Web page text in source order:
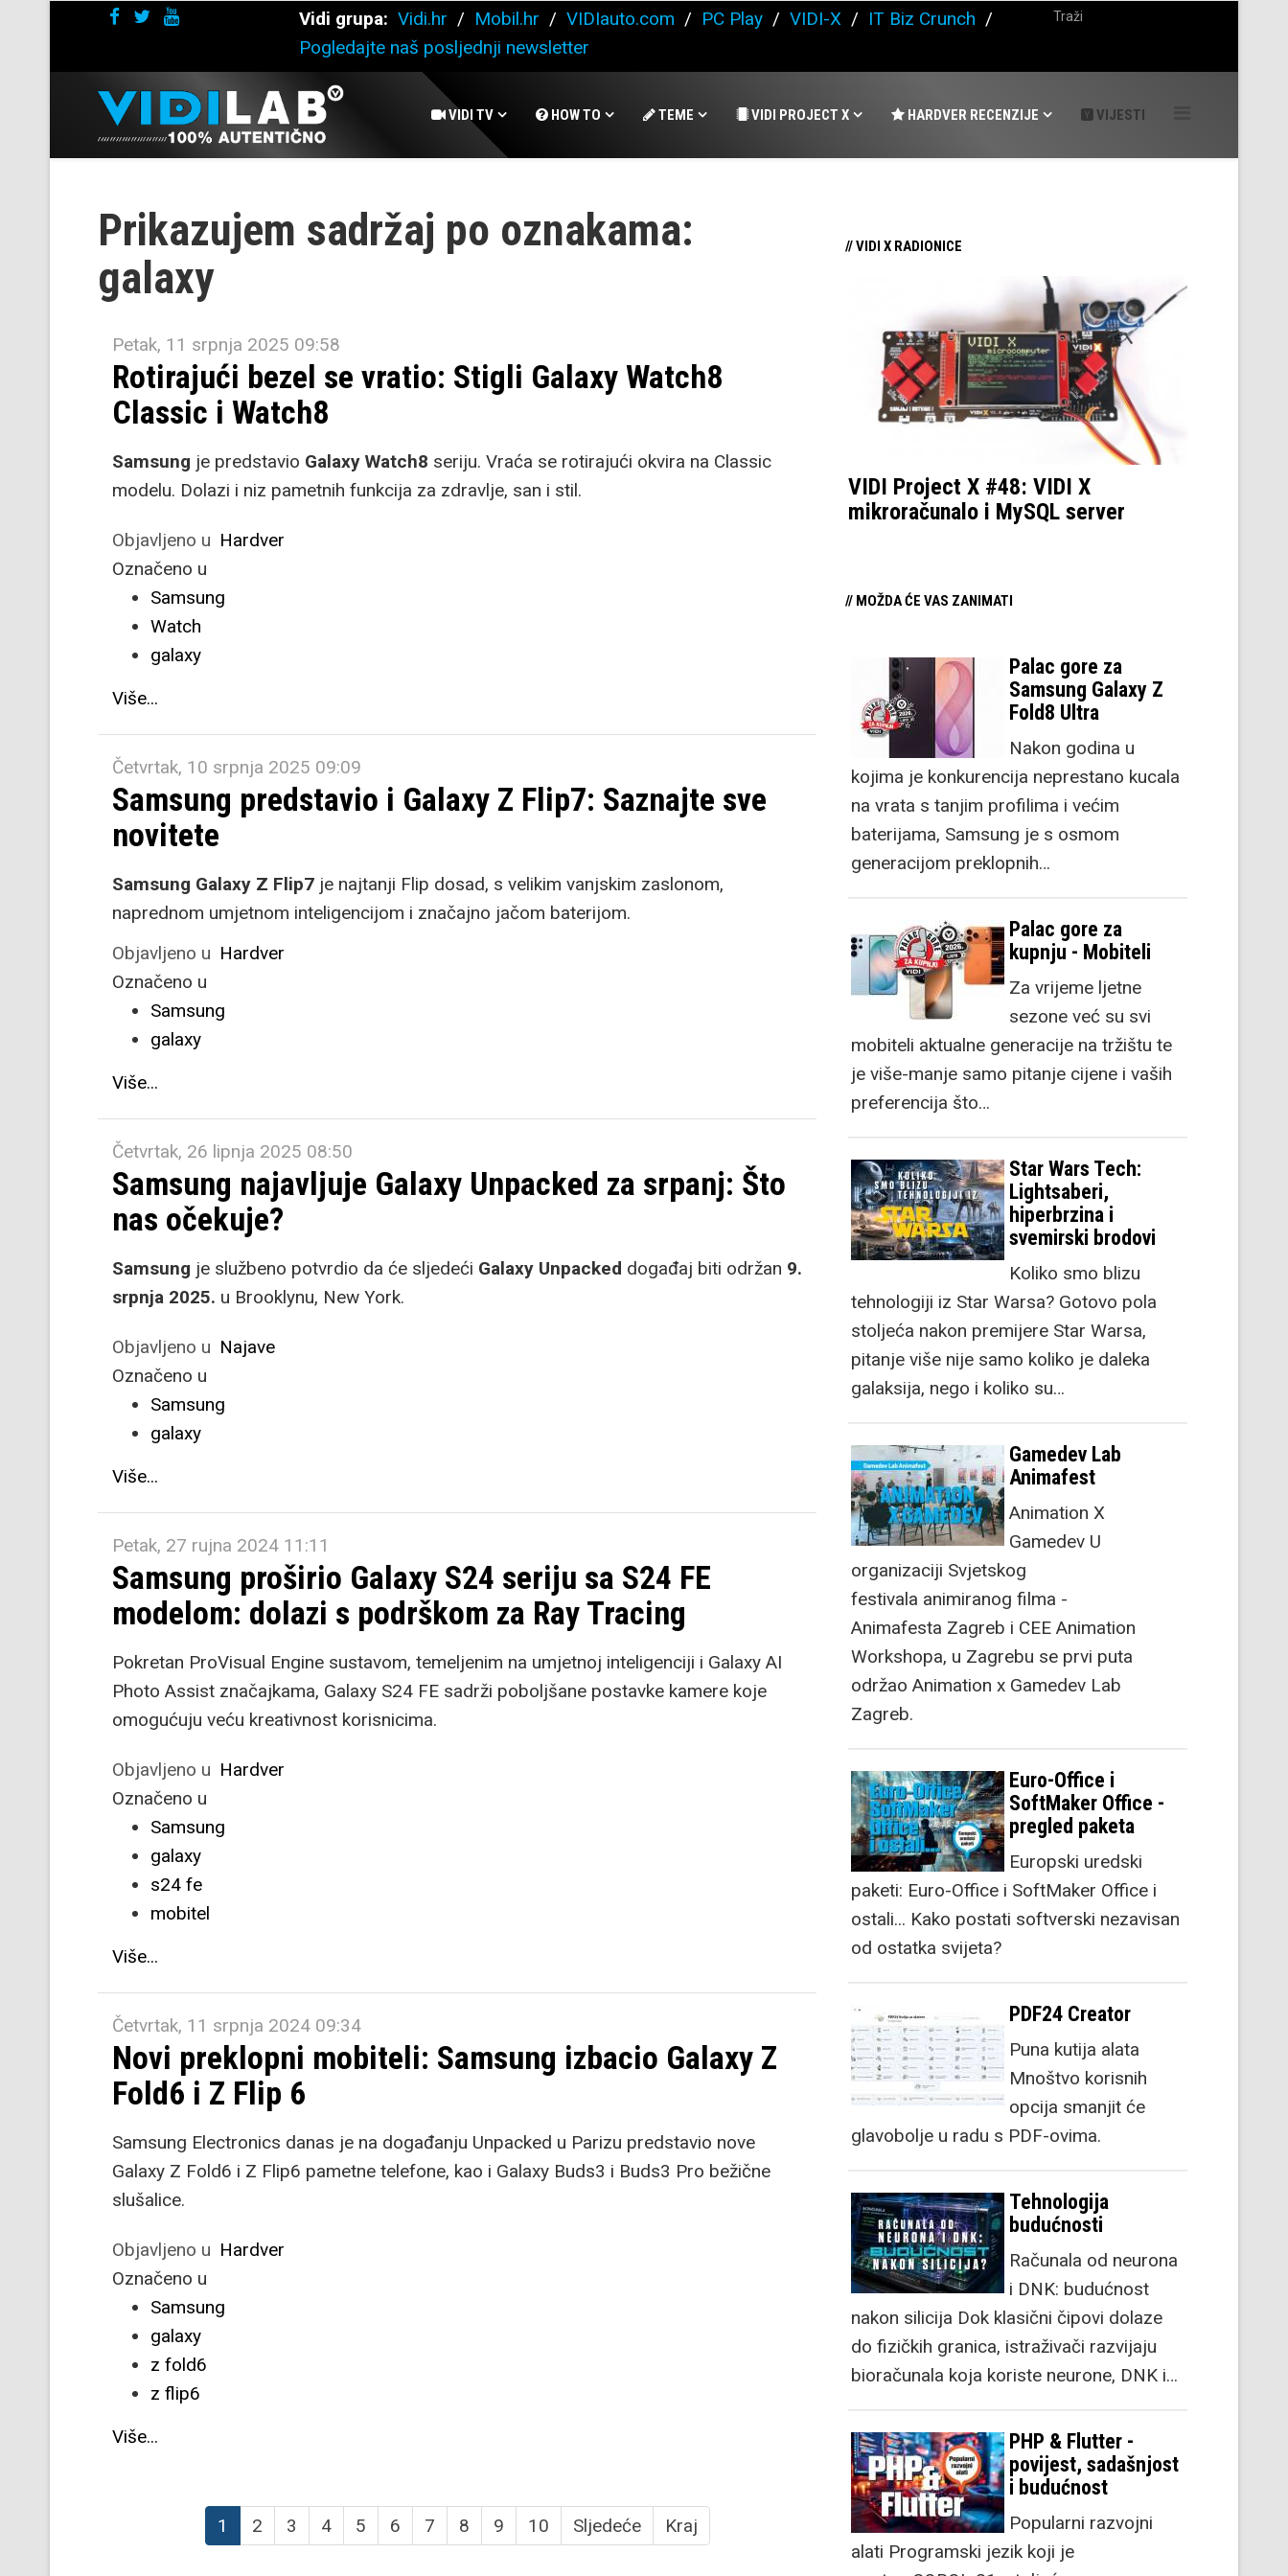
Vidi grupa: Vidi.hr / Mobil.hr / VIDIauto.com / PC Play / VIDI-X / IT Biz Crunch /
Pogledajte naš posljednji newsletter
VIDI TV HOW TO TEME VIDI PROJECT X HARDVER RECENZIJE VIJESTI
Prikazujem sadržaj po oznakama:
galaxy
Petak, 11 srpnja 2025 09:58
Rotirajući bezel se vratio: Stigli Galaxy Watch8
Classic i Watch8
Samsung je predstavio Galaxy Watch8 seriju. Vraća se rotirajući okvira na Classic
modelu. Dolazi i niz pametnih funkcija za zdravlje, san i stil.
Objavljeno u Hardver
Označeno u
Samsung
Watch
galaxy
Više...
Četvrtak, 10 srpnja 2025 09:09
Samsung predstavio i Galaxy Z Flip7: Saznajte sve
novitete
Samsung Galaxy Z Flip7 je najtanji Flip dosad, s velikim vanjskim zaslonom,
naprednom umjetnom inteligencijom i značajno jačom baterijom.
Objavljeno u Hardver
Označeno u
Samsung
galaxy
Više...
Četvrtak, 26 lipnja 2025 08:50
Samsung najavljuje Galaxy Unpacked za srpanj: Što
nas očekuje?
Samsung je službeno potvrdio da će sljedeći Galaxy Unpacked događaj biti održan 9.
srpnja 2025. u Brooklynu, New York.
Objavljeno u Najave
Označeno u
Samsung
galaxy
Više...
Petak, 27 rujna 2024 11:11
Samsung proširio Galaxy S24 seriju sa S24 FE
modelom: dolazi s podrškom za Ray Tracing
Pokretan ProVisual Engine sustavom, temeljenim na umjetnoj inteligenciji i Galaxy AI
Photo Assist značajkama, Galaxy S24 FE sadrži poboljšane postavke kamere koje
omogućuju veću kreativnost korisnicima.
Objavljeno u Hardver
Označeno u
Samsung
galaxy
s24 fe
mobitel
Više...
Četvrtak, 11 srpnja 2024 09:34
Novi preklopni mobiteli: Samsung izbacio Galaxy Z
Fold6 i Z Flip 6
Samsung Electronics danas je na događanju Unpacked u Parizu predstavio nove
Galaxy Z Fold6 i Z Flip6 pametne telefone, kao i Galaxy Buds3 i Buds3 Pro bežične
slušalice.
Objavljeno u Hardver
Označeno u
Samsung
galaxy
z fold6
z flip6
Više...
1 2 3 4 5 6 7 8 9 10 Sljedeće Kraj
// VIDI X RADIONICE
VIDI Project X #48: VIDI X
mikroračunalo i MySQL server
// MOŽDA ĆE VAS ZANIMATI
Palac gore za
Samsung Galaxy Z
Fold8 Ultra
Nakon godina u
kojima je konkurencija neprestano kucala
na vrata s tanjim profilima i većim
baterijama, Samsung je s osmom
generacijom preklopnih…
Palac gore za
kupnju - Mobiteli
Za vrijeme ljetne
sezone već su svi
mobiteli aktualne generacije na tržištu te
je više-manje samo pitanje cijene i vaših
preferencija što…
Star Wars Tech:
Lightsaberi,
hiperbrzina i
svemirski brodovi
Koliko smo blizu
tehnologiji iz Star Warsa? Gotovo pola
stoljeća nakon premijere Star Warsa,
pitanje više nije samo koliko je daleka
galaksija, nego i koliko su…
Gamedev Lab
Animafest
Animation X
Gamedev U
organizaciji Svjetskog
festivala animiranog filma -
Animafesta Zagreb i CEE Animation
Workshopa, u Zagrebu se prvi puta
održao Animation x Gamedev Lab
Zagreb.
Euro-Office i
SoftMaker Office -
pregled paketa
Europski uredski
paketi: Euro-Office i SoftMaker Office i
ostali... Kako postati softverski nezavisan
od ostatka svijeta?
PDF24 Creator
Puna kutija alata
Mnoštvo korisnih
opcija smanjit će
glavobolje u radu s PDF-ovima.
Tehnologija
budućnosti
Računala od neurona
i DNK: budućnost
nakon silicija Dok klasični čipovi dolaze
do fizičkih granica, istraživači razvijaju
bioračunala koja koriste neurone, DNK i…
PHP & Flutter -
povijest, sadašnjost
i budućnost
Popularni razvojni
alati Programski jezik koji je